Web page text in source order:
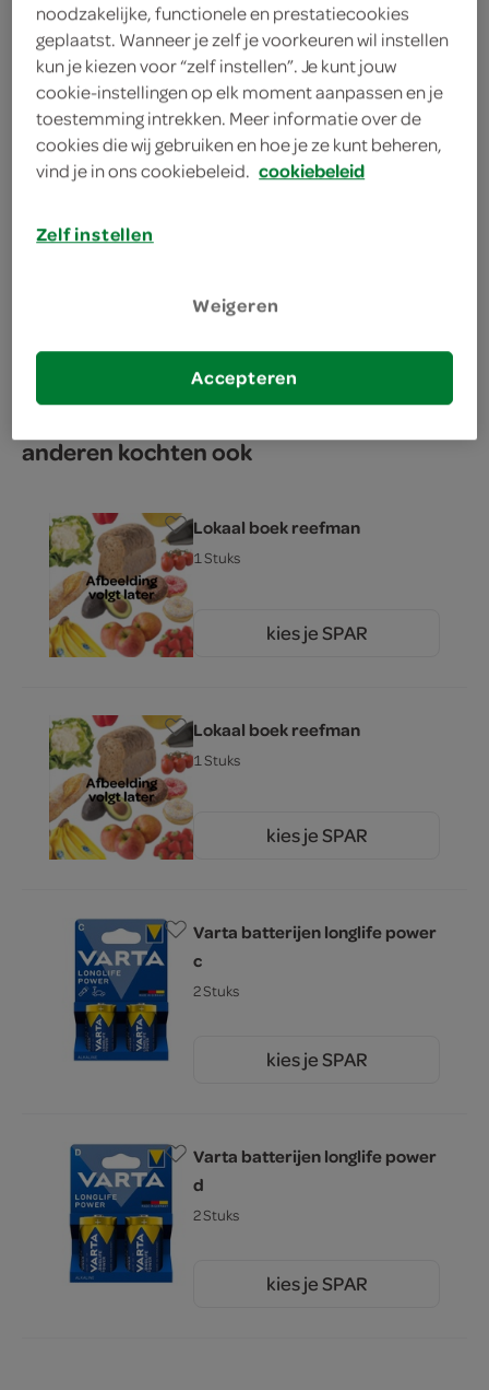
Let op: aanbiedingen zijn niet zichtbaar bij de
producten, maar worden wél automatisch
verwerkt in de winkelmand.
omschrijving
inhoud en gewicht
anderen kochten ook
Lokaal boek reefman
1 Stuks
kies je SPAR
Lokaal boek reefman
1 Stuks
kies je SPAR
Varta batterijen longlife power
c
2 Stuks
kies je SPAR
Varta batterijen longlife power
d
2 Stuks
kies je SPAR
noodzakelijke, functionele en prestatiecookies
geplaatst. Wanneer je zelf je voorkeuren wil instellen
kun je kiezen voor “zelf instellen”. Je kunt jouw
cookie-instellingen op elk moment aanpassen en je
toestemming intrekken. Meer informatie over de
cookies die wij gebruiken en hoe je ze kunt beheren,
vind je in ons cookiebeleid. cookiebeleid
Zelf instellen
Weigeren
Accepteren